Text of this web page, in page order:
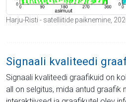
Harju-Risti - satelliitide paiknemine,
Signaali kvaliteedi
Signaali kvaliteedi graafikuid on
all on selgitus, mida antud graafik